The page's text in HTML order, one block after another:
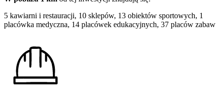
5 kawiarni i restauracji, 10 sklepów, 13 obiektów sportowych, 1
placówka medyczna, 14 placówek edukacyjnych, 37 placów zabaw